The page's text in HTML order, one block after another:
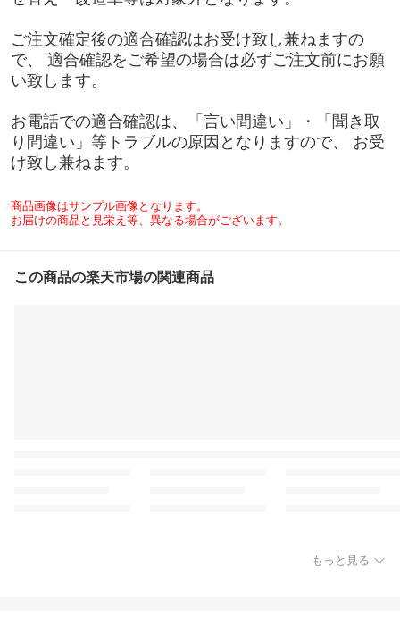
ご注文確定後の適合確認はお受け致し兼ねますの
で、 適合確認をご希望の場合は必ずご注文前にお願
い致します。
お電話での適合確認は、「言い間違い」・「聞き取
り間違い」等トラブルの原因となりますので、 お受
け致し兼ねます。
商品画像はサンプル画像となります。
お届けの商品と見栄え等、異なる場合がございます。
この商品の楽天市場の関連商品
もっと見る